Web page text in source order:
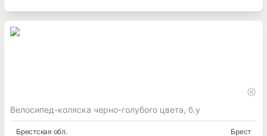
Велосипед-коляска черно-голубого цвета, б.у
Брестская обл. Брест